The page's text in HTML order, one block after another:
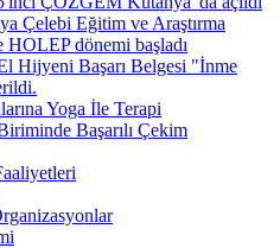
Çelebi Eğitim ve Araştırma
HOLEP dönemi başladı
Hijyeni Başarı Belgesi "İnme
Yoga İle Terapi
Başarılı Çekim